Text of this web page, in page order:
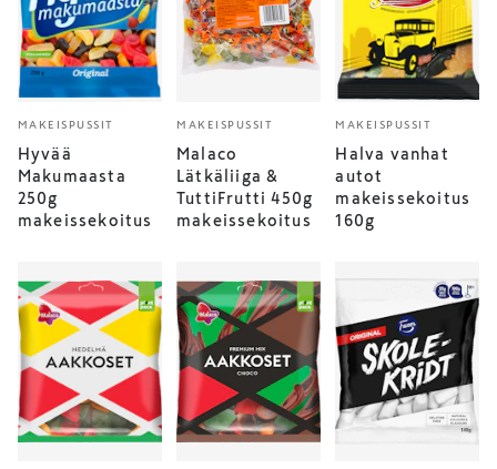
MAKEISPUSSIT
Hyvää
Makumaasta
250g
makeissekoitus
MAKEISPUSSIT
Malaco
Lätkäliiga &
TuttiFrutti 450g
makeissekoitus
MAKEISPUSSIT
Halva vanhat
autot
makeissekoitus
160g